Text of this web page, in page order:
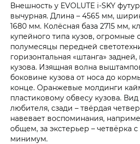
Внешность у EVOLUTE i‑SKY
вычурная. Длина – 4565 мм,
1680 мм. Колёсная база 2715 мм,
купейного типа кузов, огромные
полумесяцы передней
горизонтальная «штанга»
кузова. Изящная волна
боковине кузова от носа до
конце. Оранжевые молдинги
пластиковому обвесу кузова.
любителя, сзади – твёрдая
навевает воспоминания,
общем, за экстерьер – четвёрка
минимум.